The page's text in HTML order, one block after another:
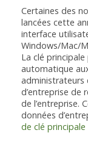
Certaines des
lancées cette
interface
Windows/Mac/
La clé
automatique
administrateurs
d’entreprise de
de l’entreprise.
données
de clé principale